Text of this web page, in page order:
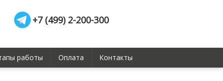
+7 (499) 2-200-300
работы Оплата Контакты